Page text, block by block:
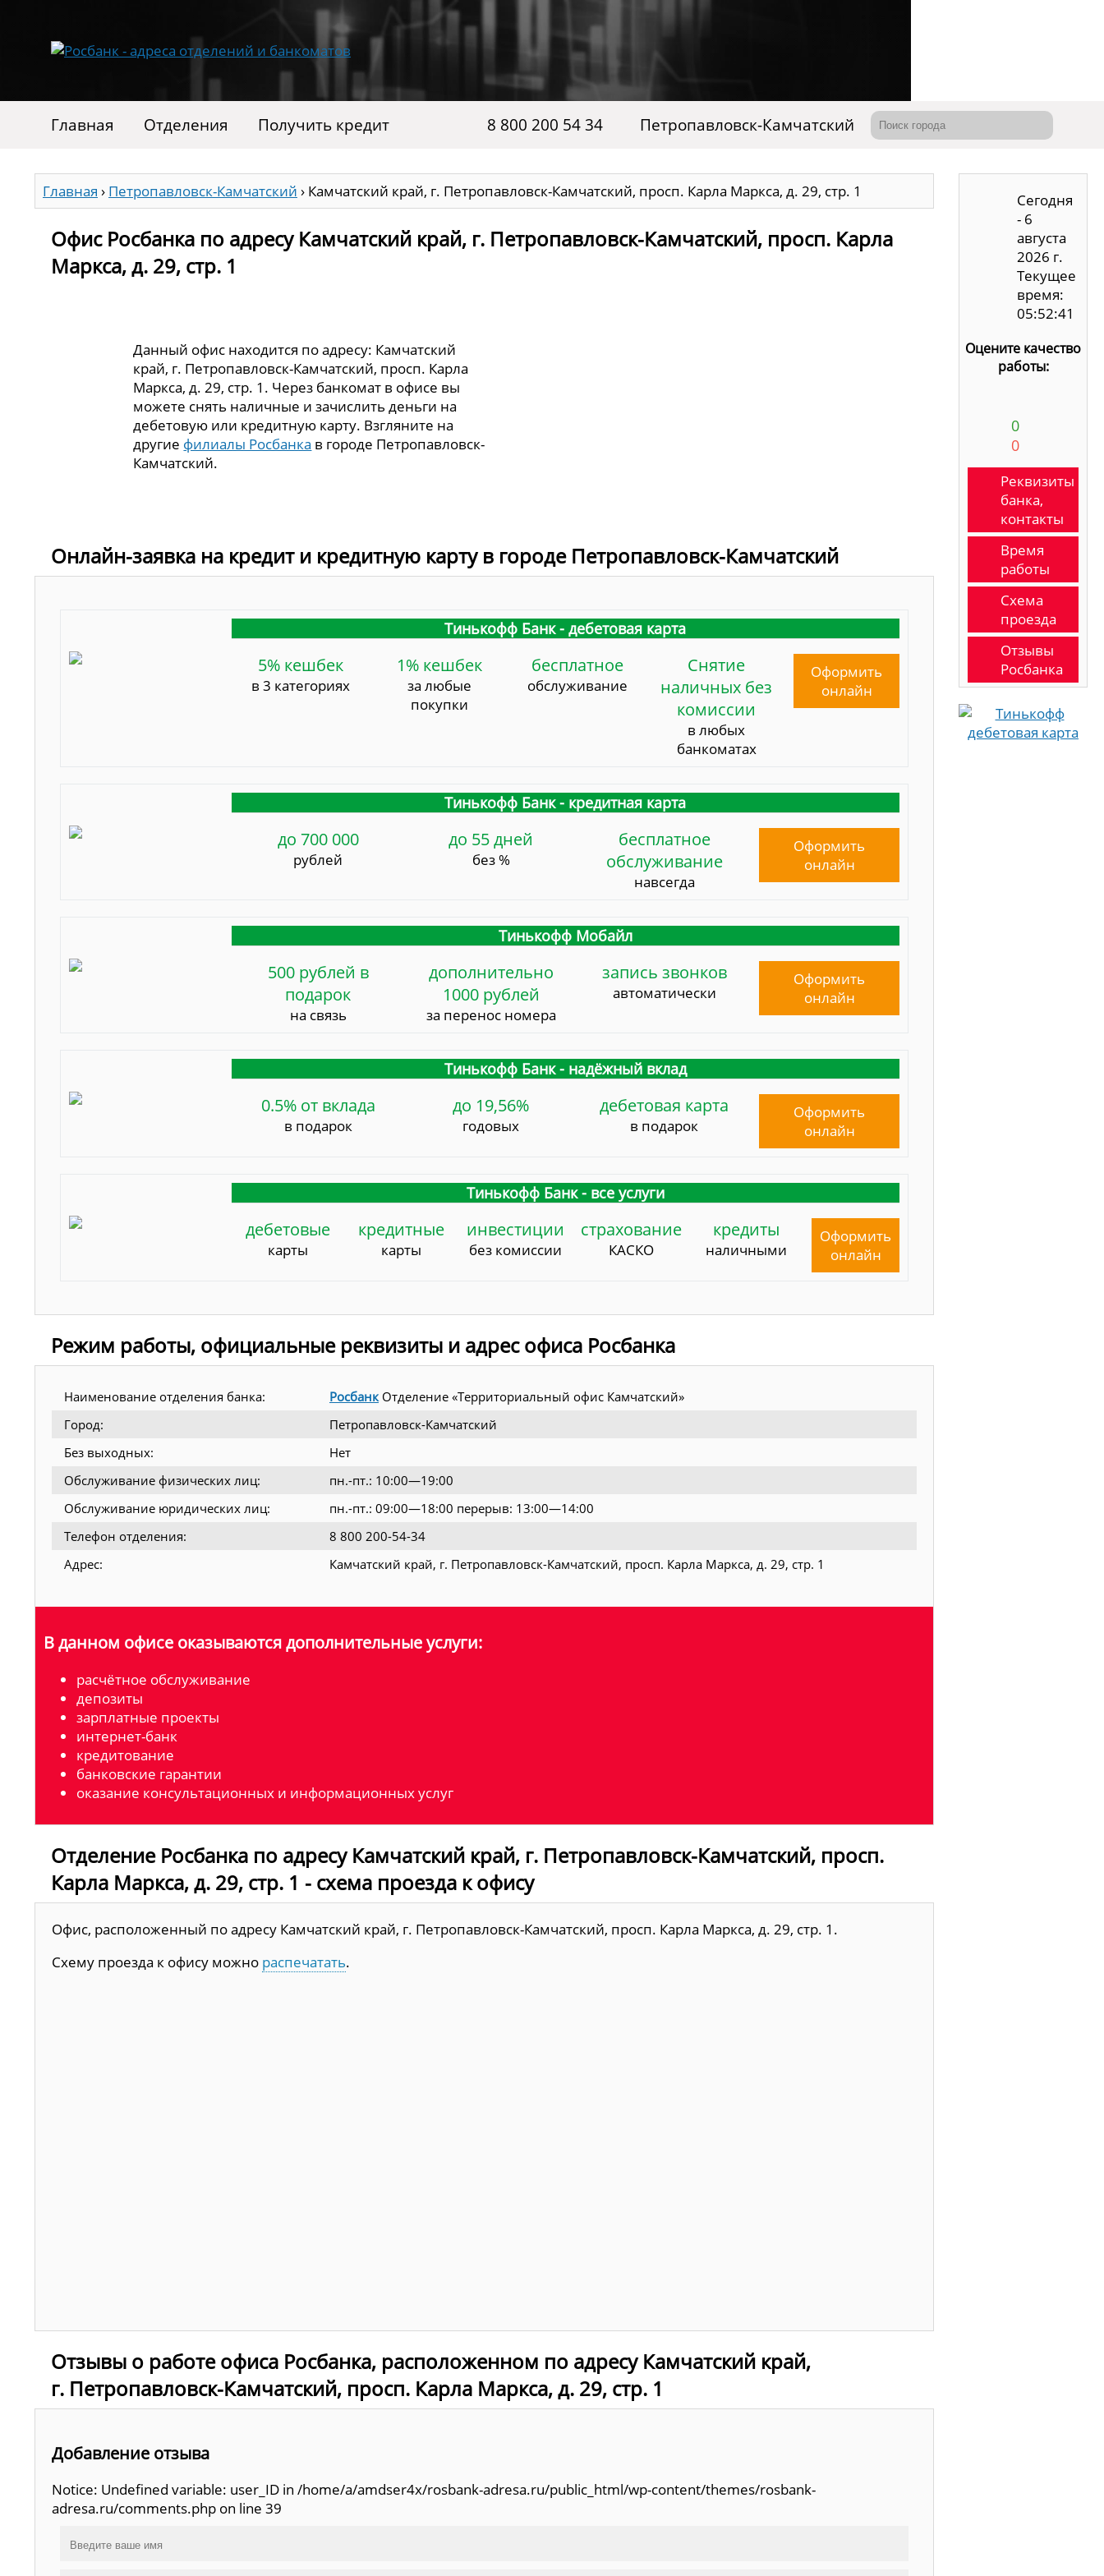
Главная Отделения Получить кредит 8 800 200 54 34 Петропавловск-Камчатский
Главная › Петропавловск-Камчатский › Камчатский край, г. Петропавловск-Камчатский, просп. Карла Маркса, д. 29, стр. 1
Офис Росбанка по адресу Камчатский край, г. Петропавловск-Камчатский, просп. Карла
Маркса, д. 29, стр. 1
Данный офис находится по адресу: Камчатский
край, г. Петропавловск-Камчатский, просп. Карла
Маркса, д. 29, стр. 1. Через банкомат в офисе вы
можете снять наличные и зачислить деньги на
дебетовую или кредитную карту. Взгляните на
другие филиалы Росбанка в городе Петропавловск-
Камчатский.
Онлайн-заявка на кредит и кредитную карту в городе Петропавловск-Камчатский
Тинькофф Банк - дебетовая карта
5% кешбек
в 3 категориях
1% кешбек
за любые
покупки
бесплатное
обслуживание
Снятие
наличных без
комиссии
в любых
банкоматах
Оформить
онлайн
Тинькофф Банк - кредитная карта
до 700 000
рублей
до 55 дней
без %
бесплатное
обслуживание
навсегда
Оформить
онлайн
Тинькофф Мобайл
500 рублей в
подарок
на связь
дополнительно
1000 рублей
за перенос номера
запись звонков
автоматически
Оформить
онлайн
Тинькофф Банк - надёжный вклад
0.5% от вклада
в подарок
до 19,56%
годовых
дебетовая карта
в подарок
Оформить
онлайн
Тинькофф Банк - все услуги
дебетовые
карты
кредитные
карты
инвестиции
без комиссии
страхование
КАСКО
кредиты
наличными
Оформить
онлайн
Режим работы, официальные реквизиты и адрес офиса Росбанка
Наименование отделения банка: РосбанкОтделение «Территориальный офис Камчатский»
Город:
Петропавловск-Камчатский
Без выходных:
Нет
Обслуживание физических лиц:
пн.-пт.: 10:00—19:00
Обслуживание юридических лиц:
пн.-пт.: 09:00—18:00 перерыв: 13:00—14:00
Телефон отделения:
8 800 200-54-34
Адрес:
Камчатский край, г. Петропавловск-Камчатский, просп. Карла Маркса, д. 29, стр. 1
В данном офисе оказываются дополнительные услуги:
расчётное обслуживание
депозиты
зарплатные проекты
интернет-банк
кредитование
банковские гарантии
оказание консультационных и информационных услуг
Отделение Росбанка по адресу Камчатский край, г. Петропавловск-Камчатский, просп.
Карла Маркса, д. 29, стр. 1 - схема проезда к офису
Офис, расположенный по адресу Камчатский край, г. Петропавловск-Камчатский, просп. Карла Маркса, д. 29, стр. 1.
Схему проезда к офису можно распечатать.
Отзывы о работе офиса Росбанка, расположенном по адресу Камчатский край,
г. Петропавловск-Камчатский, просп. Карла Маркса, д. 29, стр. 1
Добавление отзыва
Notice: Undefined variable: user_ID in /home/a/amdser4x/rosbank-adresa.ru/public_html/wp-content/themes/rosbank-
adresa.ru/comments.php on line 39
Сегодня
- 6
августа
2026 г.
Текущее
время:
05:52:41
Оцените качество
работы:
0
0
Реквизиты
банка,
контакты
Время
работы
Схема
проезда
Отзывы
Росбанка